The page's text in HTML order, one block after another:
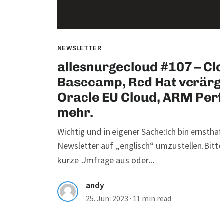
NEWSLETTER
allesnurgecloud #107 –
Basecamp, Red Hat
Oracle EU Cloud, ARM
mehr.
Wichtig und in eigener Sache:Ich bin
Newsletter auf „englisch“
kurze Umfrage aus oder...
andy
25. Juni 2023 · 11 min read